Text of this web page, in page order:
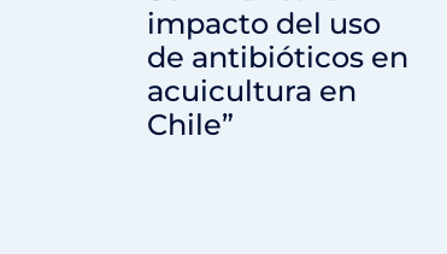
impacto del uso
de antibióticos en
acuicultura en
Chile”